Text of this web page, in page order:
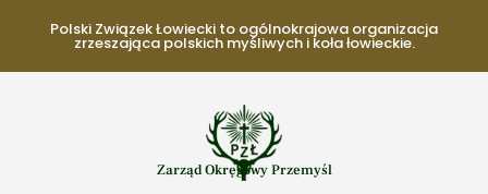
Polski Związek Łowiecki to ogólnokrajowa organizacja
zrzeszająca polskich myśliwych i koła łowieckie.
Zarząd Okręgowy Przemyśl